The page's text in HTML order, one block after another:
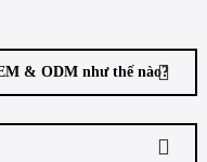
& ODM như thế nào?